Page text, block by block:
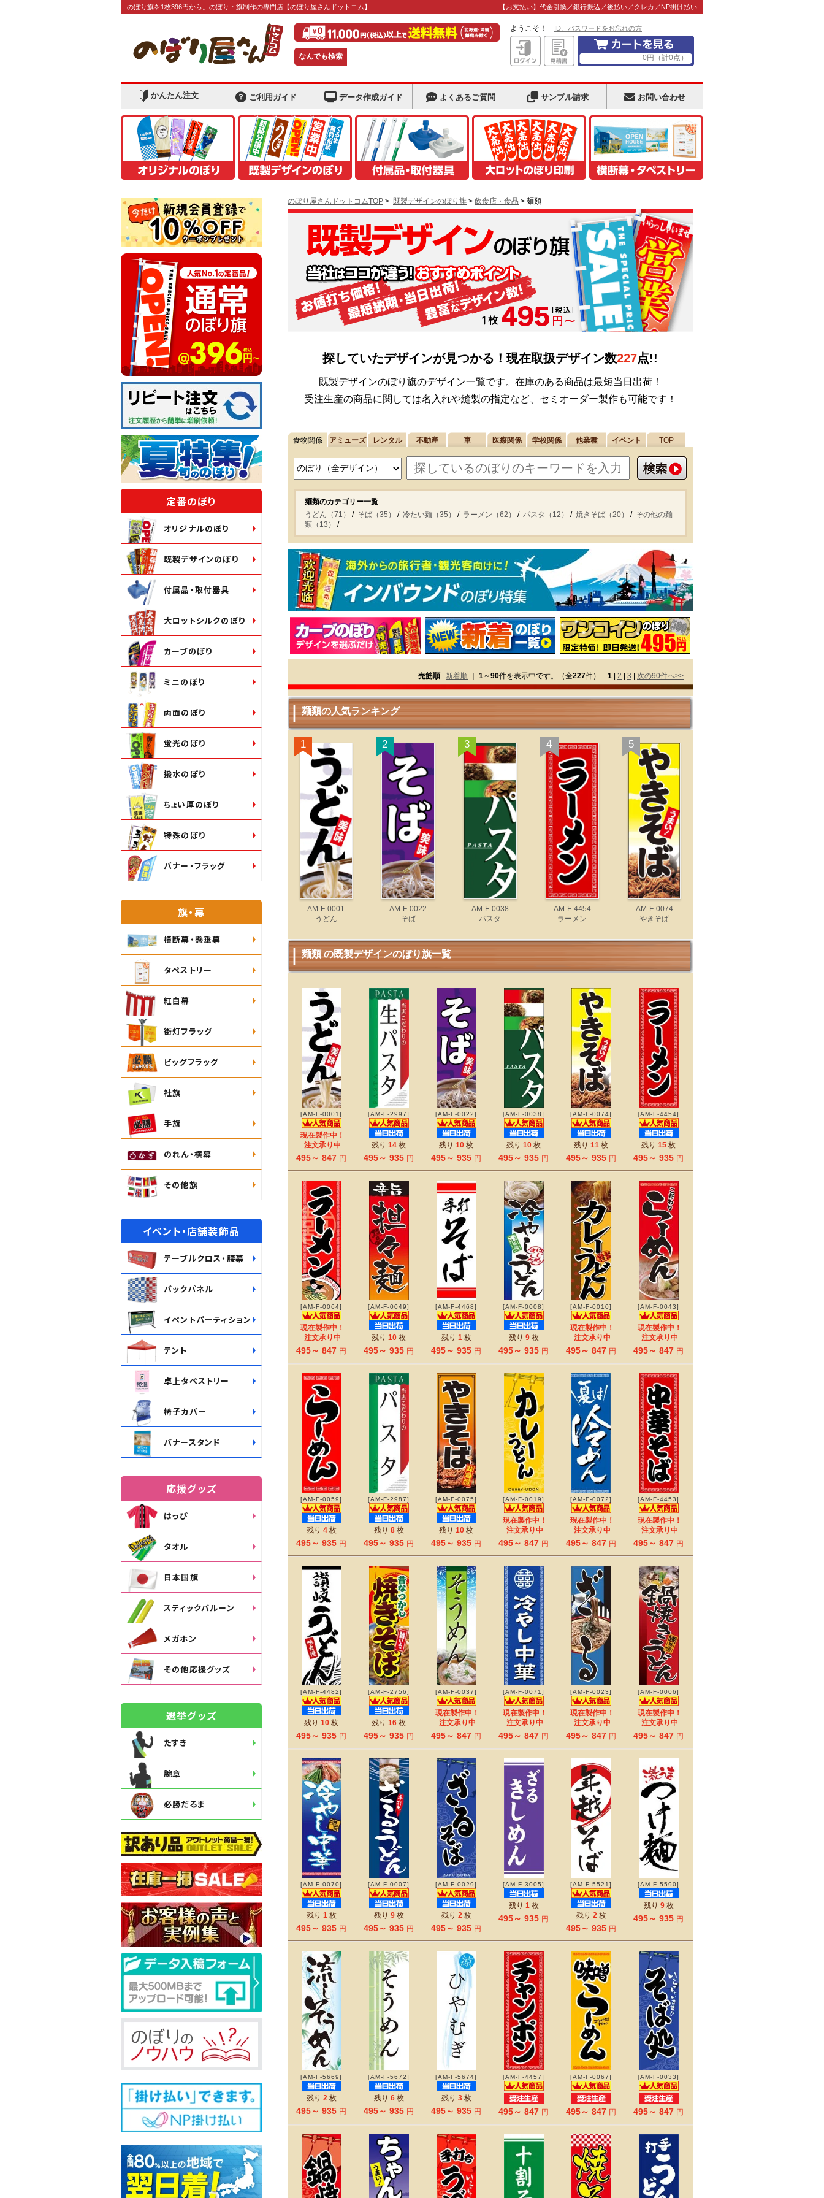
のぼり旗を1枚396円から。のぼり・旗制作の専門店 【のぼり屋さんドットコム】 【お支払い】代金引換／銀行振込／後払い／クレカ／NP掛け払い
なんでも検索
ようこそ！ ID、パスワードをお忘れの方
0円 （計0点）
かんたん注文 ご利用ガイド データ作成ガイド よくあるご質問 サンプル請求 お問い合わせ
のぼり屋さんドットコムTOP > 既製デザインのぼり旗 > 飲食店・食品 > 麺類
探していたデザインが見つかる！現在取扱デザイン数227点!!
既製デザインのぼり旗のデザイン一覧です。在庫のある商品は最短当日出荷！
受注生産の商品に関しては名入れや縫製の指定など、セミオーダー製作も可能です！
食物関係 アミューズ レンタル 不動産 車 医療関係 学校関係 他業種 イベント TOP
麺類のカテゴリー一覧
うどん（71）
そば（35） 冷たい麺（35） ラーメン（62） パスタ（12） 焼きそば（20）
その他の麺
類（13）
売筋順 新着順 1～90件を表示中です。（全227件） 1 2 3 次の90件へ>>
麺類の人気ランキング
1
AM-F-0001
うどん
2
AM-F-0022
そば
3
AM-F-0038
パスタ
4
AM-F-4454
ラーメン
5
AM-F-0074
やきそば
麺類 の既製デザインのぼり旗一覧
[AM-F-0001]
現在製作中！
注文承り中
495～ 847 円
[AM-F-2997]
残り 14 枚
495～ 935 円
[AM-F-0022]
残り 10 枚
495～ 935 円
[AM-F-0038]
残り 10 枚
495～ 935 円
[AM-F-0074]
残り 11 枚
495～ 935 円
[AM-F-4454]
残り 15 枚
495～ 935 円
[AM-F-0064]
現在製作中！
注文承り中
495～ 847 円
[AM-F-0049]
残り 10 枚
495～ 935 円
[AM-F-4468]
残り 1枚
495～ 935 円
[AM-F-0008]
残り 9枚
495～ 935 円
[AM-F-0010]
現在製作中！
注文承り中
495～ 847 円
[AM-F-0043]
現在製作中！
注文承り中
495～ 847 円
[AM-F-0059]
残り 4枚
495～ 935 円
[AM-F-2987]
残り 8枚
495～ 935 円
[AM-F-0075]
残り 10 枚
495～ 935 円
[AM-F-0019]
現在製作中！
注文承り中
495～ 847 円
[AM-F-0072]
現在製作中！
注文承り中
495～ 847 円
[AM-F-4453]
現在製作中！
注文承り中
495～ 847 円
[AM-F-4482]
残り 10 枚
495～ 935 円
[AM-F-2756]
残り 16 枚
495～ 935 円
[AM-F-0037]
現在製作中！
注文承り中
495～ 847 円
[AM-F-0071]
現在製作中！
注文承り中
495～ 847 円
[AM-F-0023]
現在製作中！
注文承り中
495～ 847 円
[AM-F-0006]
現在製作中！
注文承り中
495～ 847 円
[AM-F-0070]
残り 1枚
495～ 935 円
[AM-F-0007]
残り 9枚
495～ 935 円
[AM-F-0029]
残り 2枚
495～ 935 円
[AM-F-3005]
残り 1枚
495～ 935 円
[AM-F-5521]
残り 2枚
495～ 935 円
[AM-F-5590]
残り 9枚
495～ 935 円
[AM-F-5669]
残り 2枚
495～ 935 円
[AM-F-5672]
残り 6枚
495～ 935 円
[AM-F-5674]
残り 3枚
495～ 935 円
[AM-F-4457]
495～ 847 円
[AM-F-0067]
495～ 847 円
[AM-F-0033]
495～ 847 円
定番のぼり
オリジナルのぼり
既製デザインのぼり
付属品・取付器具
大ロットシルクのぼり
カーブのぼり
ミニのぼり
両面のぼり
蛍光のぼり
撥水のぼり
ちょい厚のぼり
特殊のぼり
バナー・フラッグ
旗・幕
横断幕・懸垂幕
タペストリー
紅白幕
街灯フラッグ
ビッグフラッグ
社旗
手旗
のれん・横幕
その他旗
イベント・店舗装飾品
テーブルクロス・腰幕
バックパネル
イベントパーティション
テント
卓上タペストリー
椅子カバー
バナースタンド
応援グッズ
はっぴ
タオル
日本国旗
スティックバルーン
メガホン
その他応援グッズ
選挙グッズ
たすき
腕章
必勝だるま